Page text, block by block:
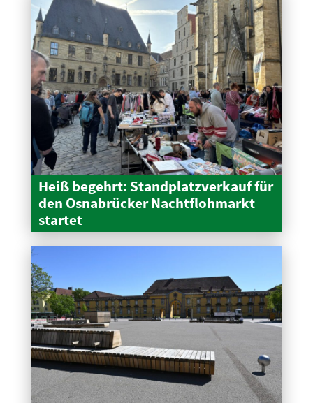
Heiß begehrt: Stand­platz­verkauf für
den Osnabrücker Nacht­floh­markt
startet